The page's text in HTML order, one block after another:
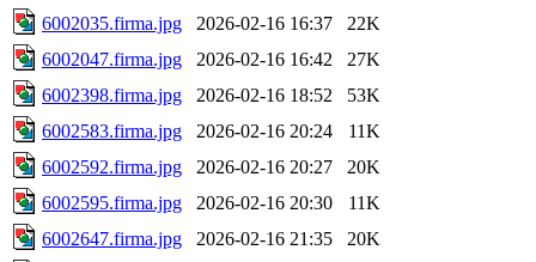
6002035.firma.jpg
2026-02-16 16:37
22K
6002047.firma.jpg
2026-02-16 16:42
27K
6002398.firma.jpg
2026-02-16 18:52
53K
6002583.firma.jpg
2026-02-16 20:24
11K
6002592.firma.jpg
2026-02-16 20:27
20K
6002595.firma.jpg
2026-02-16 20:30
11K
6002647.firma.jpg
2026-02-16 21:35
20K